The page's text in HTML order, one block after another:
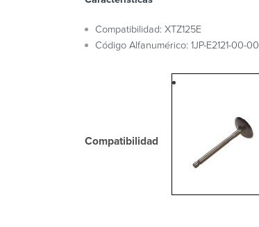
Compatibilidad: XTZ125E
Código Alfanumérico: 1JP-E2121-00-00
Compatibilidad